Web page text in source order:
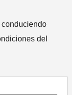
del